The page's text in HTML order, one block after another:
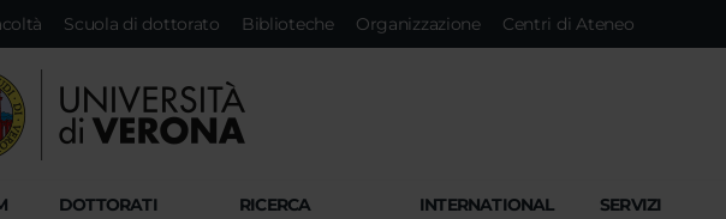
Scuola di dottorato Biblioteche Organizzazione Centri di Ateneo
DOTTORATI RICERCA INTERNATIONAL SERVIZI